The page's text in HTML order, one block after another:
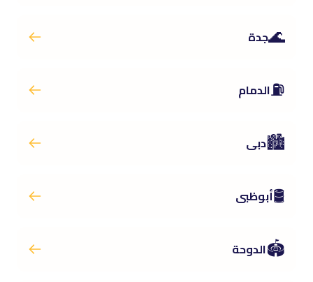
🌊جدة
⛽الدمام
🏙️دبى
🛢️أبوظبى
🏟️الدوحة